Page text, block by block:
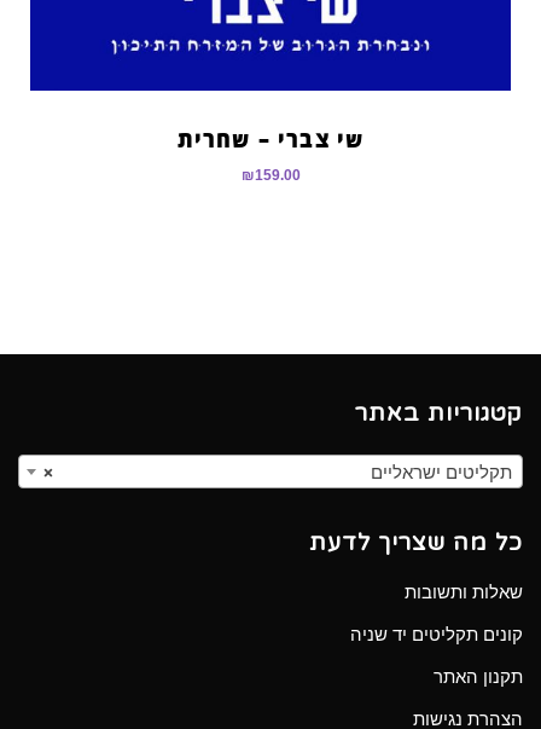
שי צברי – שחרית
₪159.00
קטגוריות באתר
× תקליטים ישראליים
כל מה שצריך לדעת
שאלות ותשובות
קונים תקליטים יד שניה
תקנון האתר
הצהרת נגישות